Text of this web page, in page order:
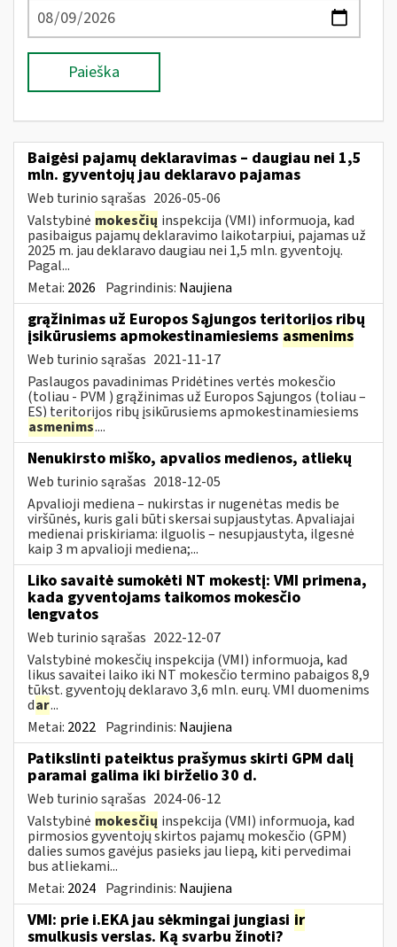
Paieška
Baigėsi pajamų deklaravimas – daugiau nei 1,5
mln. gyventojų jau deklaravo pajamas
Web turinio sąrašas 2026-05-06
Valstybinė mokesčių inspekcija (VMI) informuoja, kad
pasibaigus pajamų deklaravimo laikotarpiui, pajamas už
2025 m. jau deklaravo daugiau nei 1,5 mln. gyventojų.
Pagal...
Metai: 2026 Pagrindinis: Naujiena
grąžinimas už Europos Sąjungos teritorijos ribų
įsikūrusiems apmokestinamiesiems asmenims
Web turinio sąrašas 2021-11-17
Paslaugos pavadinimas Pridėtines vertės mokesčio
(toliau - PVM ) grąžinimas už Europos Sąjungos (toliau –
ES) teritorijos ribų įsikūrusiems apmokestinamiesiems
asmenims....
Nenukirsto miško, apvalios medienos, atliekų
Web turinio sąrašas 2018-12-05
Apvalioji mediena – nukirstas ir nugenėtas medis be
viršūnės, kuris gali būti skersai supjaustytas. Apvaliajai
medienai priskiriama: ilguolis – nesupjaustyta, ilgesnė
kaip 3 m apvalioji mediena;...
Liko savaitė sumokėti NT mokestį: VMI primena,
kada gyventojams taikomos mokesčio
lengvatos
Web turinio sąrašas 2022-12-07
Valstybinė mokesčių inspekcija (VMI) informuoja, kad
likus savaitei laiko iki NT mokesčio termino pabaigos 8,9
tūkst. gyventojų deklaravo 3,6 mln. eurų. VMI duomenims
dar...
Metai: 2022 Pagrindinis: Naujiena
Patikslinti pateiktus prašymus skirti GPM dalį
paramai galima iki birželio 30 d.
Web turinio sąrašas 2024-06-12
Valstybinė mokesčių inspekcija (VMI) informuoja, kad
pirmosios gyventojų skirtos pajamų mokesčio (GPM)
dalies sumos gavėjus pasieks jau liepą, kiti pervedimai
bus atliekami...
Metai: 2024 Pagrindinis: Naujiena
VMI: prie i.EKA jau sėkmingai jungiasi ir
smulkusis verslas. Ką svarbu žinoti?